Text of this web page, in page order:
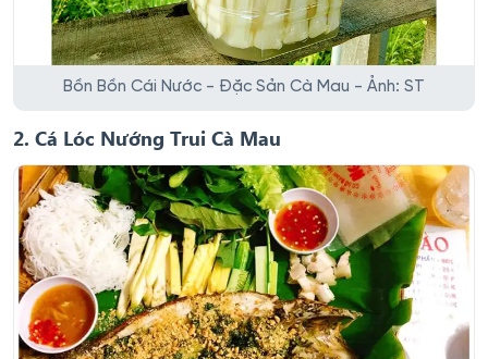
Bồn Bồn Cái Nước - Đặc Sản Cà Mau - Ảnh: ST
2. Cá Lóc Nướng Trui Cà Mau